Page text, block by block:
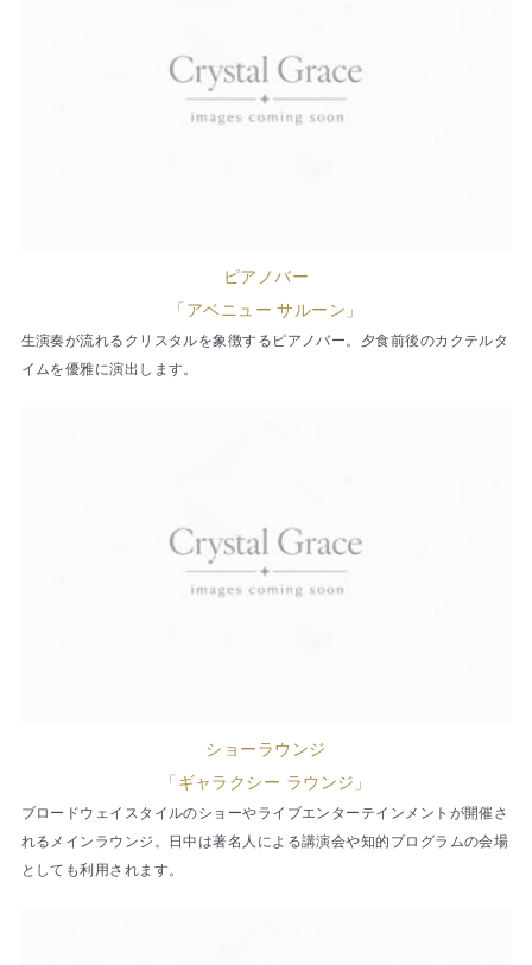
ピアノバー
「アベニュー サルーン」
生演奏が流れるクリスタルを象徴するピアノバー。夕食前後のカクテルタ
イムを優雅に演出します。
ショーラウンジ
「ギャラクシー ラウンジ」
ブロードウェイスタイルのショーやライブエンターテインメントが開催さ
れるメインラウンジ。日中は著名人による講演会や知的プログラムの会場
としても利用されます。